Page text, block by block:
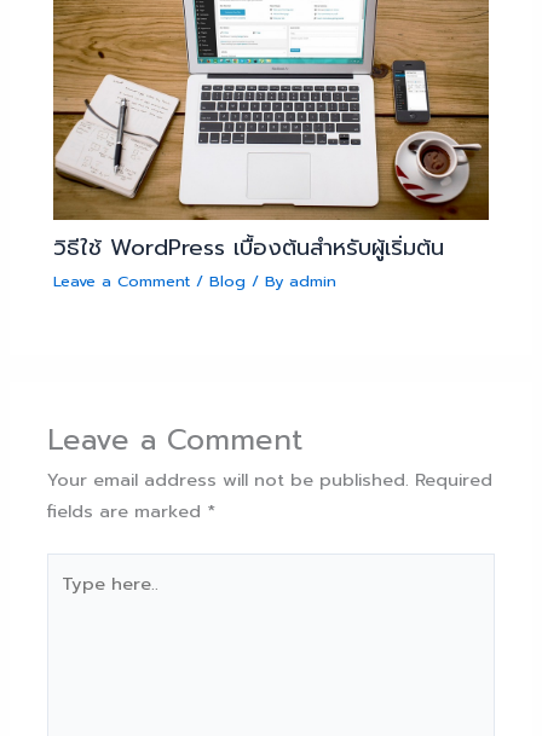
วิธีใช้ WordPress เบื้องต้นสำหรับผู้เริ่มต้น
Leave a Comment /Blog / Byadmin
Leave a Comment
Your email address will not be published. Required
fields are marked *
here..